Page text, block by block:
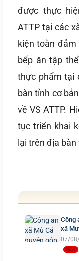
được thực
ATTP tại các
kiện toàn
bếp ăn tập
thực phẩm tại
bàn tỉnh cơ
về VS ATTP.
tục triển khai
lại trên địa bàn
Công
xã
07/